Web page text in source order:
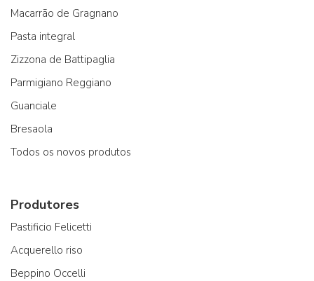
Macarrão de Gragnano
Pasta integral
Zizzona de Battipaglia
Parmigiano Reggiano
Guanciale
Bresaola
Todos os novos produtos
Produtores
Pastificio Felicetti
Acquerello riso
Beppino Occelli